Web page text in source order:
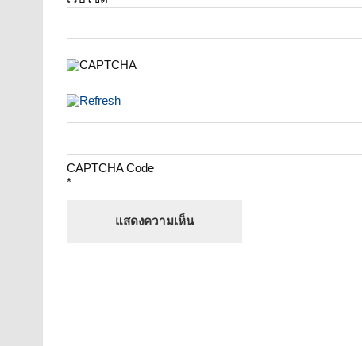
CAPTCHA Code
*